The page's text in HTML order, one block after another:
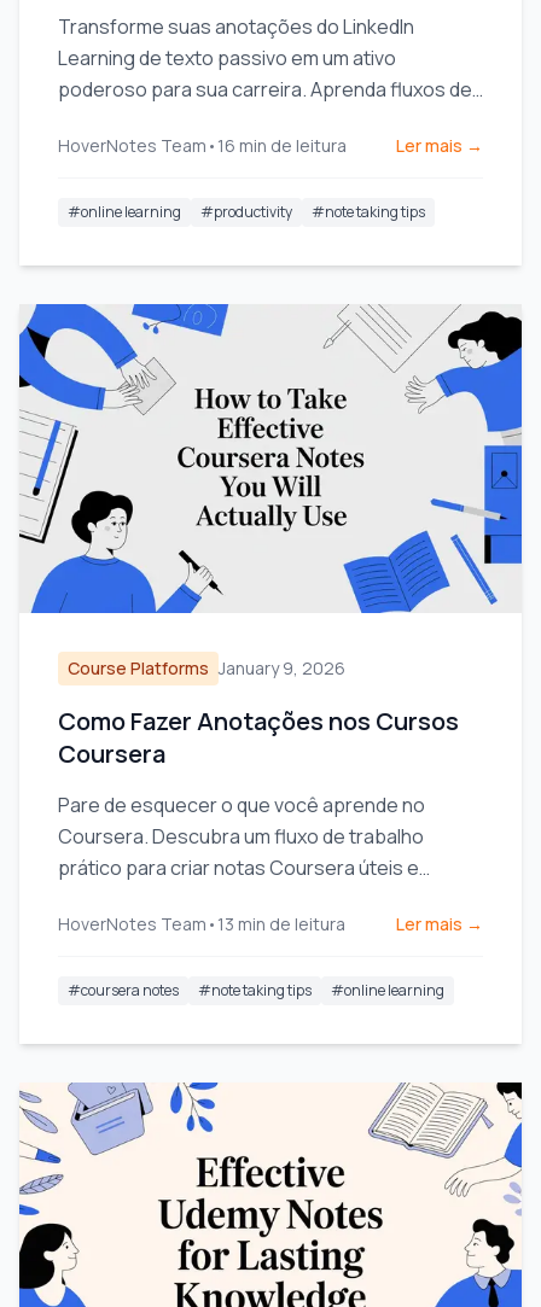
Transforme suas anotações do LinkedIn
Learning de texto passivo em um ativo
poderoso para sua carreira. Aprenda fluxos de
utilizar seu conhecimento.
HoverNotes Team • 16 min de leitura Ler mais →
#online learning #productivity #note taking tips
Course Platforms January 9, 2026
Como Fazer Anotações nos Cursos
Coursera
Pare de esquecer o que você aprende no
Coursera. Descubra um fluxo de trabalho
prático para criar notas Coursera úteis e
prazo.
HoverNotes Team • 13 min de leitura Ler mais →
#coursera notes #note taking tips #online learning